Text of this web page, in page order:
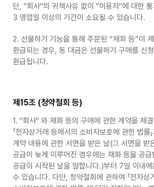
단, "회사"의 귀책사유 없이 "이용자"에 대한
3 영업일 이상의 기간이 소요될 수 있습니다.
2. 선물하기 기능을 통해 주문된 “재화 등”이
환급되는 경우, 동 대금은 선물하기 구매를 신
환급됩니다.
제15조 (청약철회 등)
1. "회사" 와 재화 등의 구매에 관한 계약을 체
「전자상거래 등에서의 소비자보호에 관한 법률
계약 내용에 관한 서면을 받은 날(그 서면을 받
공급이 늦게 이루어진 경우에는 재화 등을 공급
공급이 시작된 날을 말합니다.)부터 7일 이내
수 있습니다. 다만, 청약철회에 관하여 「전자상